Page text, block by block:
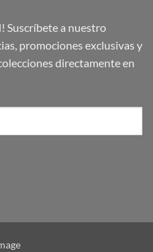
Suscríbete a nuestro
promociones exclusivas y
directamente en